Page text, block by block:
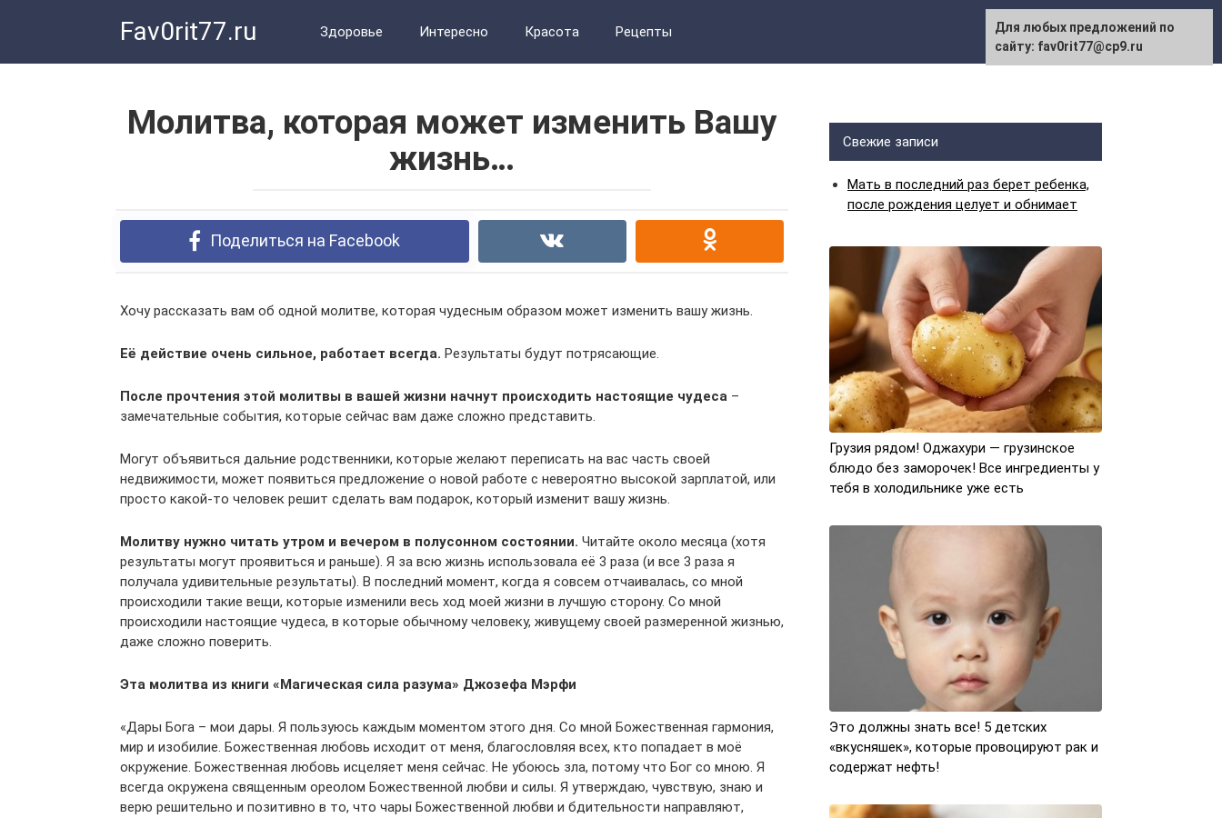
Fav0rit77.ru Здоровье Интересно Красота Рецепты
Молитва, которая может изменить Вашу
жизнь…
Поделиться на Facebook
Хочу рассказать вам об одной молитве, которая чудесным образом может изменить вашу жизнь.
Её действие очень сильное, работает всегда. Результаты будут потрясающие.
После прочтения этой молитвы в вашей жизни начнут происходить настоящие чудеса –
замечательные события, которые сейчас вам даже сложно представить.
Могут объявиться дальние родственники, которые желают переписать на вас часть своей
недвижимости, может появиться предложение о новой работе с невероятно высокой зарплатой, или
просто какой-то человек решит сделать вам подарок, который изменит вашу жизнь.
Молитву нужно читать утром и вечером в полусонном состоянии. Читайте около месяца (хотя
результаты могут проявиться и раньше). Я за всю жизнь использовала её 3 раза (и все 3 раза я
получала удивительные результаты). В последний момент, когда я совсем отчаивалась, со мной
происходили такие вещи, которые изменили весь ход моей жизни в лучшую сторону. Со мной
происходили настоящие чудеса, в которые обычному человеку, живущему своей размеренной жизнью,
даже сложно поверить.
Эта молитва из книги «Магическая сила разума» Джозефа Мэрфи
«Дары Бога – мои дары. Я пользуюсь каждым моментом этого дня. Со мной Божественная гармония,
мир и изобилие. Божественная любовь исходит от меня, благословляя всех, кто попадает в моё
окружение. Божественная любовь исцеляет меня сейчас. Не убоюсь зла, потому что Бог со мною. Я
всегда окружена священным ореолом Божественной любви и силы. Я утверждаю, чувствую, знаю и
верю решительно и позитивно в то, что чары Божественной любви и бдительности направляют,
Свежие записи
Мать в последний раз берет ребенка,
после рождения целует и обнимает
Грузия рядом! Оджахури — грузинское
блюдо без заморочек! Все ингредиенты у
тебя в холодильнике уже есть
Это должны знать все! 5 детских
«вкусняшек», которые провоцируют рак и
содержат нефть!
Для любых предложений по
сайту: fav0rit77@cp9.ru